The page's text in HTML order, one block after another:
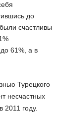
до
счастливы
61%, а в
Турецкого
несчастных
году.